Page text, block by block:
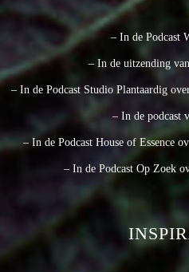
– In de Podcast
– In de uitzending
– In de Podcast Studio Plantaardig
– In de podcast
– In de Podcast House of Essence
– In de Podcast Op Zoek